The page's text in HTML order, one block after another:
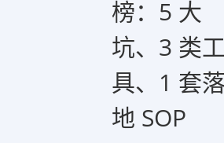
榜：5 大
坑、3 类工
具、1 套落
地 SOP